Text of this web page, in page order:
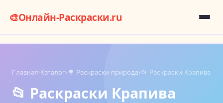
🎨Онлайн-Раскраски.ru
Главная›Каталог›🌳 Раскраски природа›📂 Раскраски Крапива
📂 Раскраски Крапива